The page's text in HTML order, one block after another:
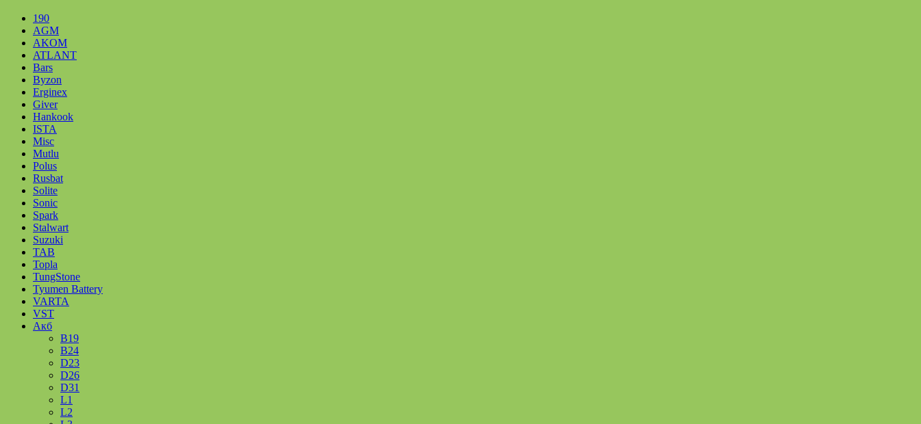
190
AGM
AKOM
ATLANT
Bars
Byzon
Erginex
Giver
Hankook
ISTA
Misc
Mutlu
Polus
Rusbat
Solite
Sonic
Spark
Stalwart
Suzuki
TAB
Topla
TungStone
Tyumen Battery
VARTA
VST
Акб
B19
B24
D23
D26
D31
L1
L2